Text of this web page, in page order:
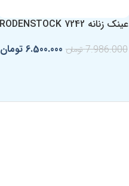
عینک زنانه RODENSTOCK 7242
7.986.000تومان 6.500.000 تومان